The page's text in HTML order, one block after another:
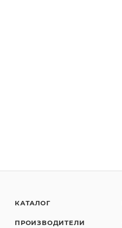
КАТАЛОГ
ПРОИЗВОДИТЕЛИ